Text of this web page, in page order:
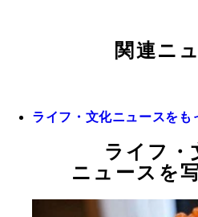
関連ニ
ライフ・文化ニュースをも
ライフ・
ニュースを